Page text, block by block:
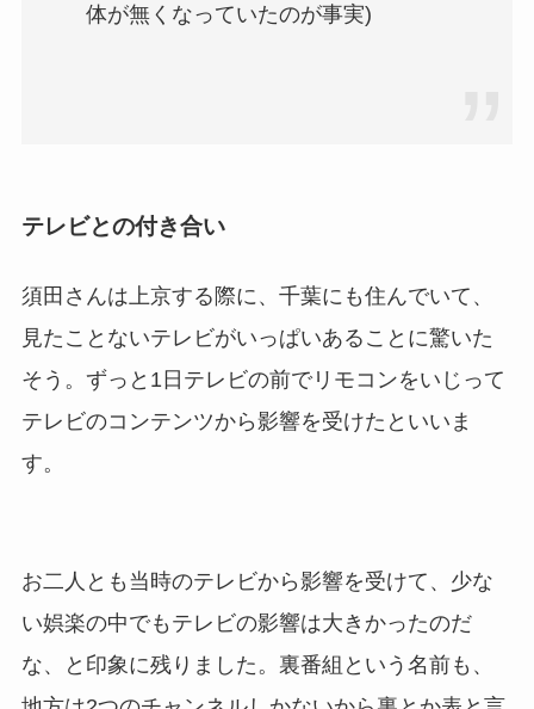
体が無くなっていたのが事実)
テレビとの付き合い
須田さんは上京する際に、千葉にも住んでいて、
見たことないテレビがいっぱいあることに驚いた
そう。ずっと1日テレビの前でリモコンをいじって
テレビのコンテンツから影響を受けたといいま
す。
お二人とも当時のテレビから影響を受けて、少な
い娯楽の中でもテレビの影響は大きかったのだ
な、と印象に残りました。裏番組という名前も、